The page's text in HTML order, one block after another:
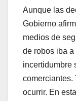
Aunque las
Gobierno
medios de
de robos iba a
incertidumbre
comerciantes.
ocurrir. En